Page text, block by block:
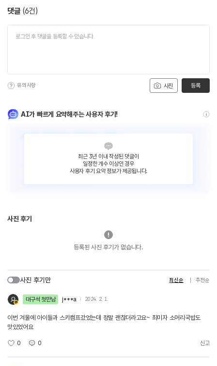
댓글 (6건)
사진
유의사항 등록
AI가 빠르게 요약해주는 사용자 후기!
최근 3년 이내 작성된 댓글이
일정한 개수 이상인 경우
사용자 후기 요약 정보가 제공됩니다.
사진 후기
등록된 사진 후기가 없습니다.
사진 후기만 최신순 추천순
대구석 첫만남 j***a 2024. 2. 1.
이번 겨울에 아이들과 스키캠프갔었는데 정말 괜찮더라고요~ 최미자 소머리국밥도
맛있었어요
0 0 신고